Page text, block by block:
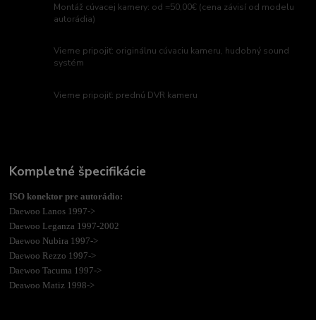
Montáž cúvacej kamery: od =50,00€ (cena závisí od modelu
autorádia)
Vieme pripojiť: originálnu cúvaciu kameru, hudobný sound
systém
Vieme pripojiť: prednú DVR kameru
Kompletné špecifikácie
ISO konektor pre autorádio:
Daewoo Lanos 1997->
Daewoo Leganza 1997-2002
Daewoo Nubira 1997->
Daewoo Rezzo 1997->
Daewoo Tacuma 1997->
Deawoo Matiz 1998->